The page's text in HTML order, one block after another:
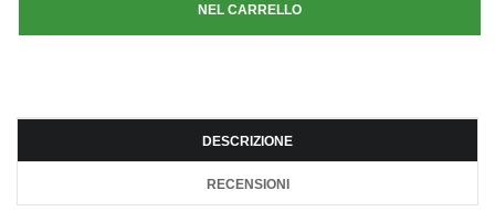
DESCRIZIONE
RECENSIONI